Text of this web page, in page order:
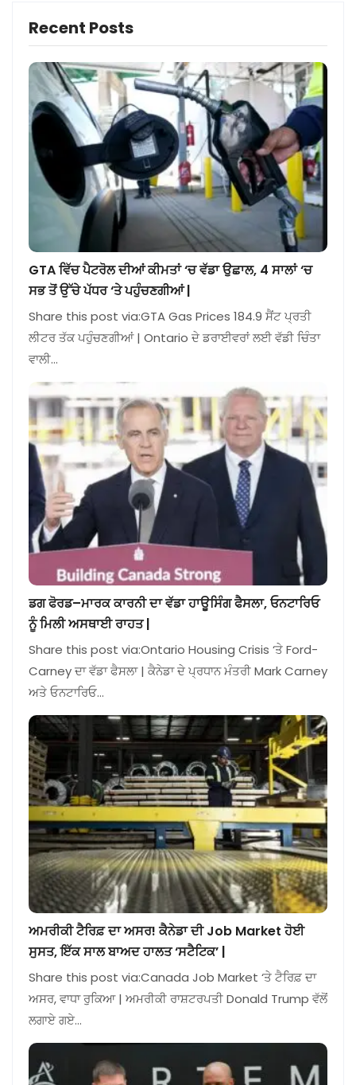
Recent Posts
GTA ਵਿੱਚ ਪੈਟਰੋਲ ਦੀਆਂ ਕੀਮਤਾਂ ‘ਚ ਵੱਡਾ ਉਛਾਲ, 4 ਸਾਲਾਂ ‘ਚ
ਸਭ ਤੋਂ ਉੱਚੇ ਪੱਧਰ ‘ਤੇ ਪਹੁੰਚਣਗੀਆਂ |
Share this post via:GTA Gas Prices 184.9 ਸੈਂਟ ਪ੍ਰਤੀ
ਲੀਟਰ ਤੱਕ ਪਹੁੰਚਣਗੀਆਂ | Ontario ਦੇ ਡਰਾਈਵਰਾਂ ਲਈ ਵੱਡੀ ਚਿੰਤਾ
ਵਾਲੀ…
ਡਗ ਫੋਰਡ–ਮਾਰਕ ਕਾਰਨੀ ਦਾ ਵੱਡਾ ਹਾਊਸਿੰਗ ਫੈਸਲਾ, ਓਨਟਾਰਿਓ
ਨੂੰ ਮਿਲੀ ਅਸਥਾਈ ਰਾਹਤ |
Share this post via:Ontario Housing Crisis ‘ਤੇ Ford-
Carney ਦਾ ਵੱਡਾ ਫੈਸਲਾ | ਕੈਨੇਡਾ ਦੇ ਪ੍ਰਧਾਨ ਮੰਤਰੀ Mark Carney
ਅਤੇ ਓਨਟਾਰਿਓ…
ਅਮਰੀਕੀ ਟੈਰਿਫ਼ ਦਾ ਅਸਰ! ਕੈਨੇਡਾ ਦੀ Job Market ਹੋਈ
ਸੁਸਤ, ਇੱਕ ਸਾਲ ਬਾਅਦ ਹਾਲਤ ‘ਸਟੈਟਿਕ’ |
Share this post via:Canada Job Market ‘ਤੇ ਟੈਰਿਫ਼ ਦਾ
ਅਸਰ, ਵਾਧਾ ਰੁਕਿਆ | ਅਮਰੀਕੀ ਰਾਸ਼ਟਰਪਤੀ Donald Trump ਵੱਲੋਂ
ਲਗਾਏ ਗਏ…